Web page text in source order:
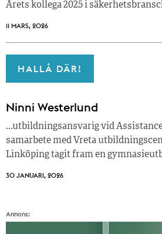
Årets kollega 2025 i
11 MARS, 2026
HALLÅ DÄR!
Ninni Westerlund
…utbildningsansvarig vid
samarbete med Vreta
Linköping tagit fram en
30 JANUARI, 2026
Annons: